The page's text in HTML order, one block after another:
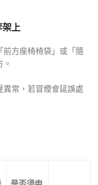
上
方座椅椅袋」或「隨
常，若冒煙會延誤處